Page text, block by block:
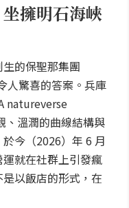
擁明石海峽
的保聖那集團
人驚喜的答案。兵庫
natureverse
溫潤的曲線結構與
今（2026）年 6 月
就在社群上引發瘋
以飯店的形式，在